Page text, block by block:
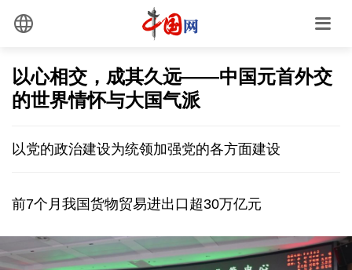
以心相交，成其久远——中国元首外交
的世界情怀与大国气派
以党的政治建设为统领加强党的各方面建设
前7个月我国货物贸易进出口超30万亿元